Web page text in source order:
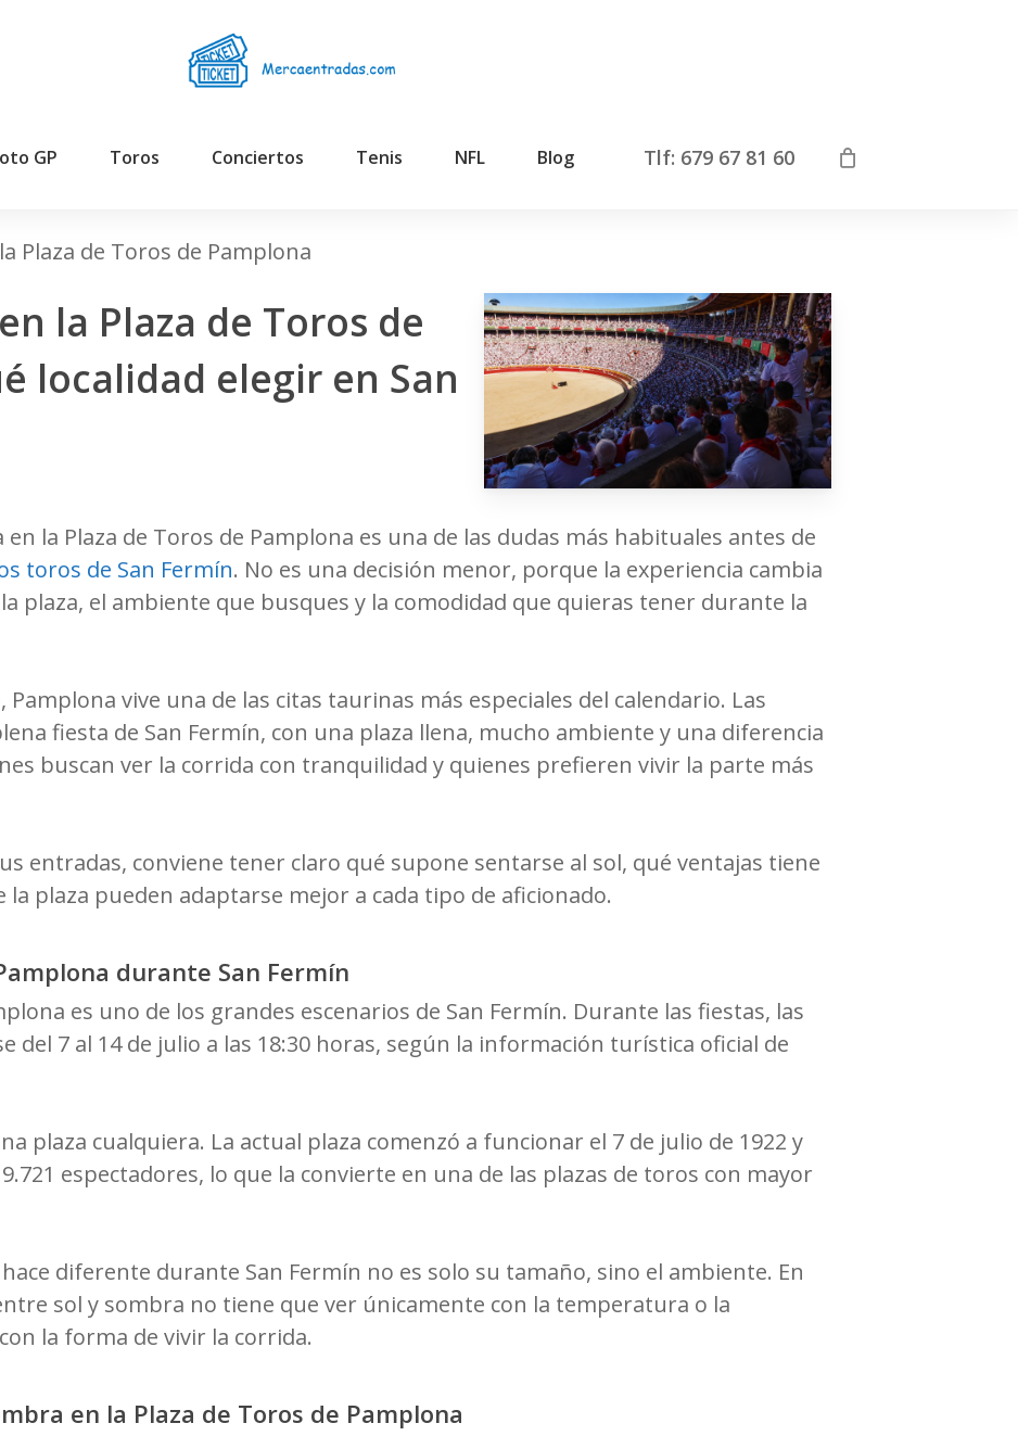
GP Toros Conciertos Tenis NFL Blog Tlf: 679 67 81 60
Plaza de Toros de Pamplona
la Plaza de Toros de
localidad elegir en San
la Plaza de Toros de Pamplona es una de las dudas más habituales antes de
toros de San Fermín. No es una decisión menor, porque la experiencia cambia
plaza, el ambiente que busques y la comodidad que quieras tener durante la
vive una de las citas taurinas más especiales del calendario. Las
fiesta de San Fermín, con una plaza llena, mucho ambiente y una diferencia
buscan ver la corrida con tranquilidad y quienes prefieren vivir la parte más
entradas, conviene tener claro qué supone sentarse al sol, qué ventajas tiene
la plaza pueden adaptarse mejor a cada tipo de aficionado.
durante San Fermín
es uno de los grandes escenarios de San Fermín. Durante las fiestas, las
del 7 al 14 de julio a las 18:30 horas, según la información turística oficial de
plaza cualquiera. La actual plaza comenzó a funcionar el 7 de julio de 1922 y
espectadores, lo que la convierte en una de las plazas de toros con mayor
diferente durante San Fermín no es solo su tamaño, sino el ambiente. En
sol y sombra no tiene que ver únicamente con la temperatura o la
la forma de vivir la corrida.
en la Plaza de Toros de Pamplona